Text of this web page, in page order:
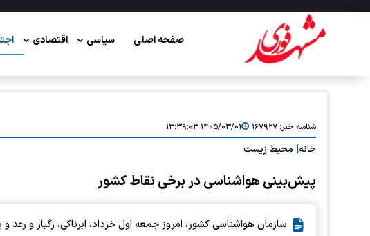
صفحه اصلی سیاسی اقتصادی
شناسه خبر:۱۶۷۹۲۷ ۱۴۰۵/۰۳/۰۱ ۱۳:۳۹:۰۳
خانه محیط زیست
پیش‌بینی هواشناسی در برخی نقاط کشور
سازمان هواشناسی کشور، امروز جمعه اول خرداد، ابرناکی، رگبار و